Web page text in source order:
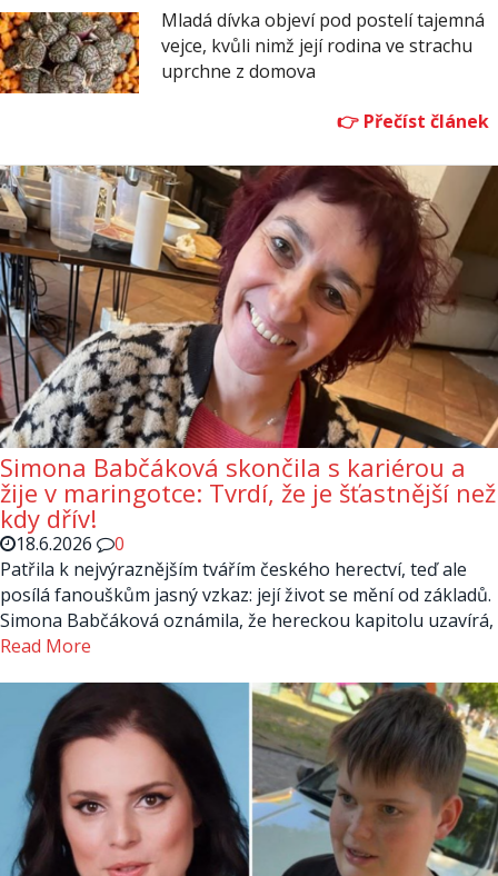
Mladá dívka objeví pod postelí tajemná
vejce, kvůli nimž její rodina ve strachu
uprchne z domova
Simona Babčáková skončila s kariérou a
žije v maringotce: Tvrdí, že je šťastnější než
kdy dřív!
18.6.2026
0
Patřila k nejvýraznějším tvářím českého herectví, teď ale
posílá fanouškům jasný vzkaz: její život se mění od základů.
Simona Babčáková oznámila, že hereckou kapitolu uzavírá,
Read More